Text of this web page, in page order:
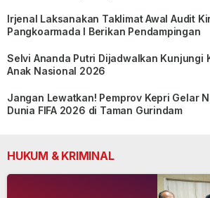
Irjenal Laksanakan Taklimat Awal Audit
Pangkoarmada I Berikan Pendampingan
Selvi Ananda Putri Dijadwalkan Kunjungi
Anak Nasional 2026
Jangan Lewatkan! Pemprov Kepri Gelar
Dunia FIFA 2026 di Taman Gurindam
HUKUM & KRIMINAL